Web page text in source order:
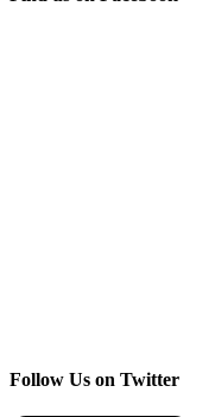
Follow Us on Twitter